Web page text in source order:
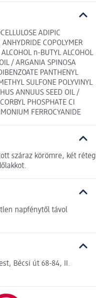
ADIPIC
COPOLYMER
n-BUTYL ALCOHOL
/ ARGANIA SPINOSA
PANTHENYL
SULFONE POLYVINYL
ANNUUS SEED OIL /
PHOSPHATE CI
FERROCYANIDE
száraz körömre, két réteg
napfénytől távol
Bécsi út 68-84, II.